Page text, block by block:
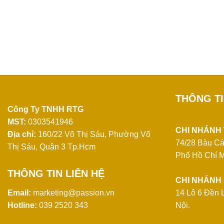
Công Ty TNHH RTG
MST: 0303541946
Địa chỉ: 160/22 Võ Thị Sáu, Phường Võ
Thị Sáu, Quận 3 Tp.Hcm
THÔNG TIN LIÊN HỆ
Email: marketing@passion.vn
Hotline: 039 2520 343
THÔNG
CHI NHÁNH
74/28 Bàu
Phố Hồ Chí
CHI NHÁNH
14 Lô 6 Đền
Nội.